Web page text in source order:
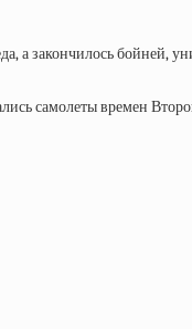
а закончилось
самолеты времен